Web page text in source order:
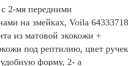
2-мя передними
на змейках, Voila 64333718
из матовой экокожи +
под рептилию, цвет ручек
форму, 2- а